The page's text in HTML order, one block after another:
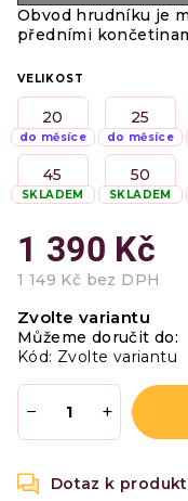
Obvod hrudníku je
předními
VELIKOST
20
do měsíce
25
do měsíce
45
SKLADEM
50
SKLADEM
1 390 Kč
1 149 Kč bez DPH
cena:
Zvolte variantu
Můžeme doručit do:
Kód: Zvolte variantu
+
−